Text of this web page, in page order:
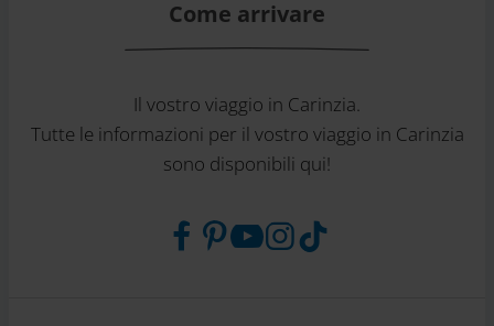
Come arrivare
Il vostro viaggio in Carinzia.
Tutte le informazioni per il vostro viaggio in Carinzia
sono disponibili qui!